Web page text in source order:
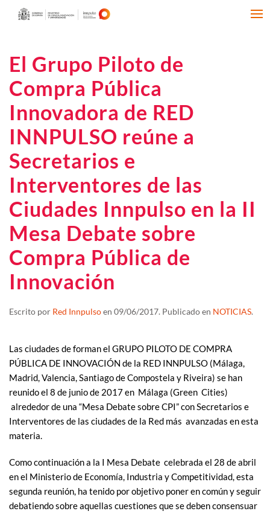
El Grupo Piloto de
Compra Pública
Innovadora de RED
INNPULSO reúne a
Secretarios e
Interventores de las
Ciudades Innpulso en la II
Mesa Debate sobre
Compra Pública de
Innovación
Escrito por Red Innpulsoen 09/06/2017. Publicado en NOTICIAS.
Las ciudades de forman el GRUPO PILOTO DE COMPRA
PÚBLICA DE INNOVACIÓN de la RED INNPULSO (Málaga,
Madrid, Valencia, Santiago de Compostela y Riveira) se han
reunido el 8 de junio de 2017 en Málaga (Green Cities)
alrededor de una “Mesa Debate sobre CPI” con Secretarios e
Interventores de las ciudades de la Red más avanzadas en esta
materia.
Como continuación a la I Mesa Debate celebrada el 28 de abril
en el Ministerio de Economía, Industria y Competitividad, esta
segunda reunión, ha tenido por objetivo poner en común y seguir
debatiendo sobre aquellas cuestiones que se deben consensuar